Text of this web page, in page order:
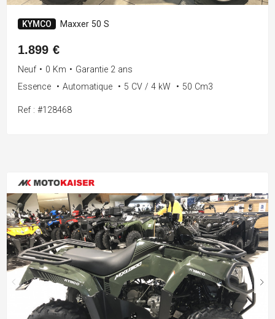
KYMCO Maxxer 50 S
1.899 €
Neuf • 0 Km • Garantie 2 ans
Essence
• Automatique • 5 CV / 4 kW • 50 Cm3
Ref : #128468